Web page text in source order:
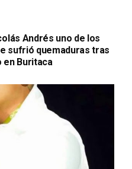
Andrés uno de los
sufrió quemaduras tras
en Buritaca